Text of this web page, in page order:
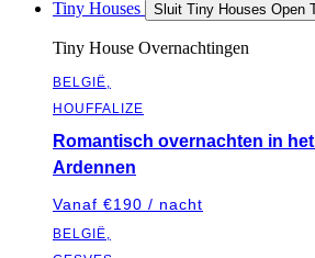
Tiny Houses Sluit Tiny Houses Open
Tiny House Overnachtingen
BELGIË,
HOUFFALIZE
Romantisch overnachten in
Ardennen
Vanaf €190 / nacht
BELGIË,